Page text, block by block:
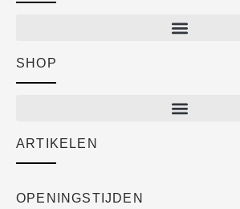
Academy
SHOP
ARTIKELEN
OPENINGSTIJDEN